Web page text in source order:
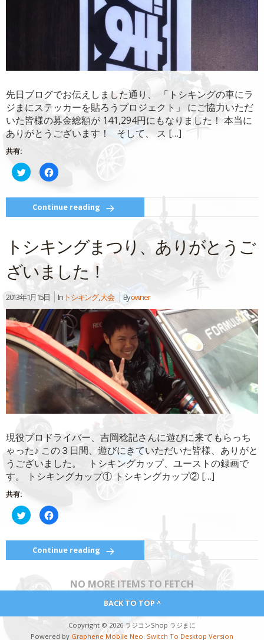
先日ブログでお伝えしました通り、 「トシキングの車にラ
ジまにステッカーを貼ろうプロジェクト」 にご協力いただ
いた皆様の募金総額が 141,294円にもなりました！ 本当に
ありがとうございます！ そして、 ス […]
共有:
ク
リ
し
て
Twitter
で
(新
し
い
ィ
ン
ド
で
開
き
ま
す)
Facebook
で
す
る
に
は
ッ
ク
し
く
だ
い
(新
し
い
ウ
ィ
ン
ド
ウ
で
開
き
ま
す)
Continue reading
トシキングまつり、ありがとうご
ざいました！
2013年1月15日 In トシキング,大会 Byowner
現役プロドライバー、吉岡稔記さんに遊びに来てもらっち
ゃった♪ この３日間、遊びにきていただいた皆様、ありがと
うございました。 トシキングカップ、ユーストの録画で
す。 トシキングカップ① トシキングカップ② […]
共有:
ク
リ
し
て
Twitter
で
し
ン
ウ
Facebook
で
す
る
に
は
ク
だ
い
Continue reading
NO MORE ITEMS TO FETCH
BACK TO TOP ^
Copyright © 2026 ラジコンShop ラジまに
Powered by Graphene Mobile Neo. Switch To Desktop Version